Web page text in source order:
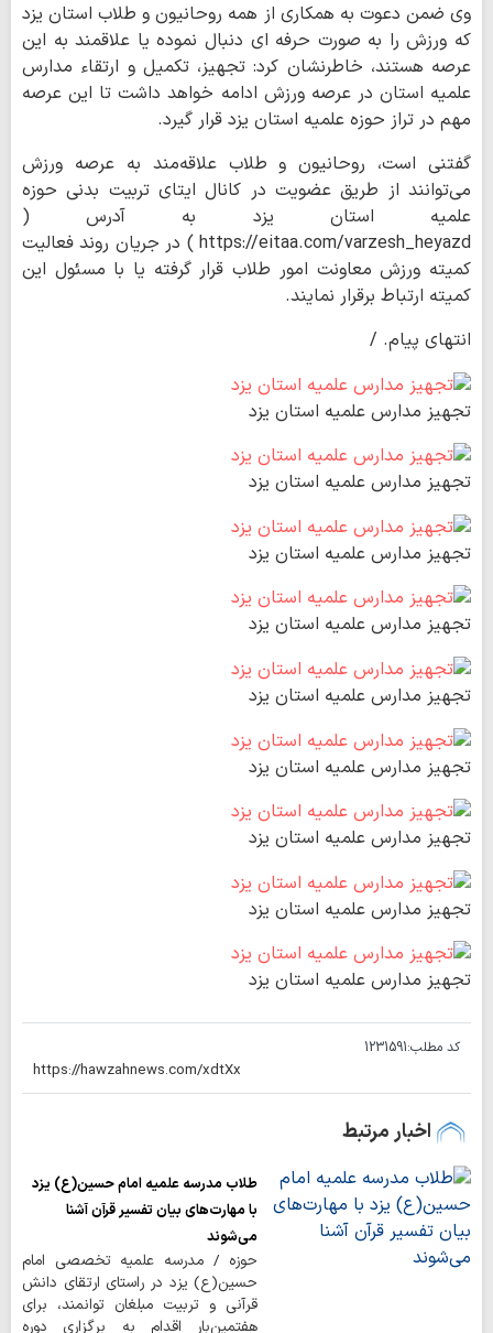
وی ضمن دعوت به همکاری از همه روحانیون و طلاب استان یزد
که ورزش را به صورت حرفه ای دنبال نموده یا علاقمند به این
عرصه هستند، خاطرنشان کرد: تجهیز، تکمیل و ارتقاء مدارس
علمیه استان در عرصه ورزش ادامه خواهد داشت تا این عرصه
مهم در تراز حوزه علمیه استان یزد قرار گیرد.
گفتنی است، روحانیون و طلاب علاقه‌مند به عرصه ورزش
می‌توانند از طریق عضویت در کانال ایتای تربیت بدنی حوزه
علمیه استان یزد به آدرس (
https://eitaa.com/varzesh_heyazd ) در جریان روند فعالیت
کمیته ورزش معاونت امور طلاب قرار گرفته یا با مسئول این
کمیته ارتباط برقرار نمایند.
انتهای پیام. /
تجهیز مدارس علمیه استان یزد
تجهیز مدارس علمیه استان یزد
تجهیز مدارس علمیه استان یزد
تجهیز مدارس علمیه استان یزد
تجهیز مدارس علمیه استان یزد
تجهیز مدارس علمیه استان یزد
تجهیز مدارس علمیه استان یزد
تجهیز مدارس علمیه استان یزد
تجهیز مدارس علمیه استان یزد
کد مطلب:1231591
اخبار مرتبط
طلاب مدرسه علمیه امام حسین(ع) یزد
با مهارت‌های بیان تفسیر قرآن آشنا
می‌شوند
حوزه / مدرسه علمیه تخصصی امام
حسین(ع) یزد در راستای ارتقای دانش
قرآنی و تربیت مبلغان توانمند، برای
هفتمین‌بار اقدام به برگزاری دوره